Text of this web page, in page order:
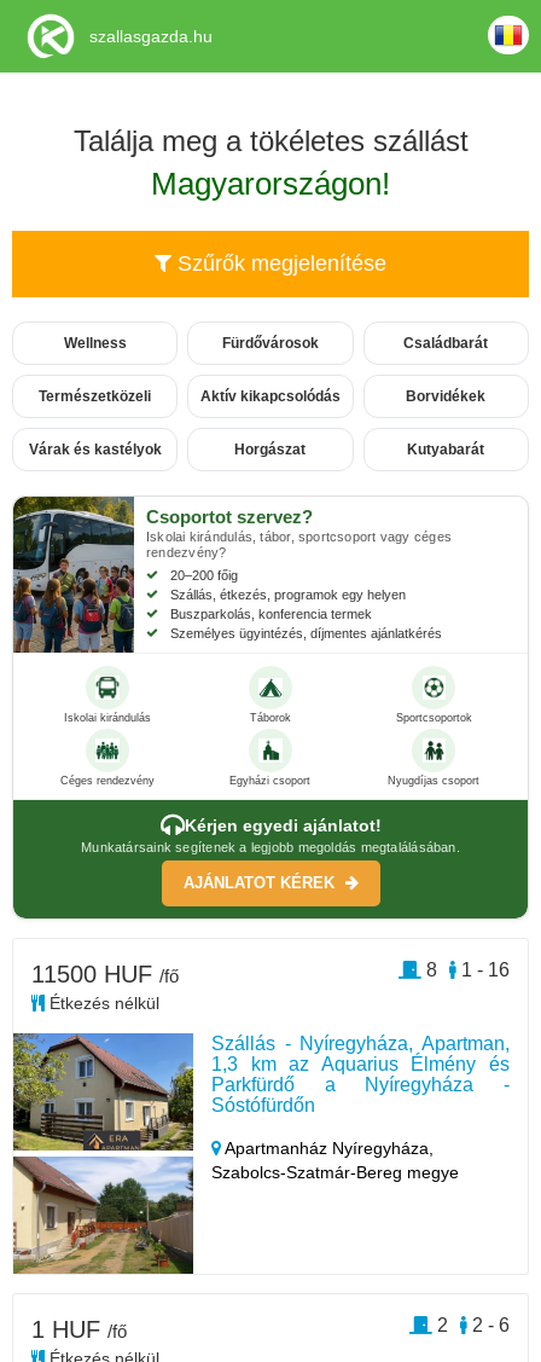
Találja meg a tökéletes szállást
Magyarországon!
Szűrők megjelenítése
Wellness Fürdővárosok Családbarát
Természetközeli Aktív kikapcsolódás Borvidékek
Várak és kastélyok Horgászat Kutyabarát
Csoportot szervez?
Iskolai kirándulás, tábor, sportcsoport vagy céges
rendezvény?
20–200 főig
Szállás, étkezés, programok egy helyen
Buszparkolás, konferencia termek
Személyes ügyintézés, díjmentes ajánlatkérés
Iskolai kirándulás Táborok Sportcsoportok
Céges rendezvény Egyházi csoport Nyugdíjas csoport
Kérjen egyedi ajánlatot!
Munkatársaink segítenek a legjobb megoldás megtalálásában.
AJÁNLATOT KÉREK
Szállás - Nyíregyháza, Apartman,
1,3 km az Aquarius Élmény és
Parkfürdő a Nyíregyháza -
Sóstófürdőn
Apartmanház Nyíregyháza,
Szabolcs-Szatmár-Bereg megye
11500 HUF /fő
Étkezés nélkül
1 - 16
8
1 HUF /fő 2 - 6
2
szallasgazda.hu